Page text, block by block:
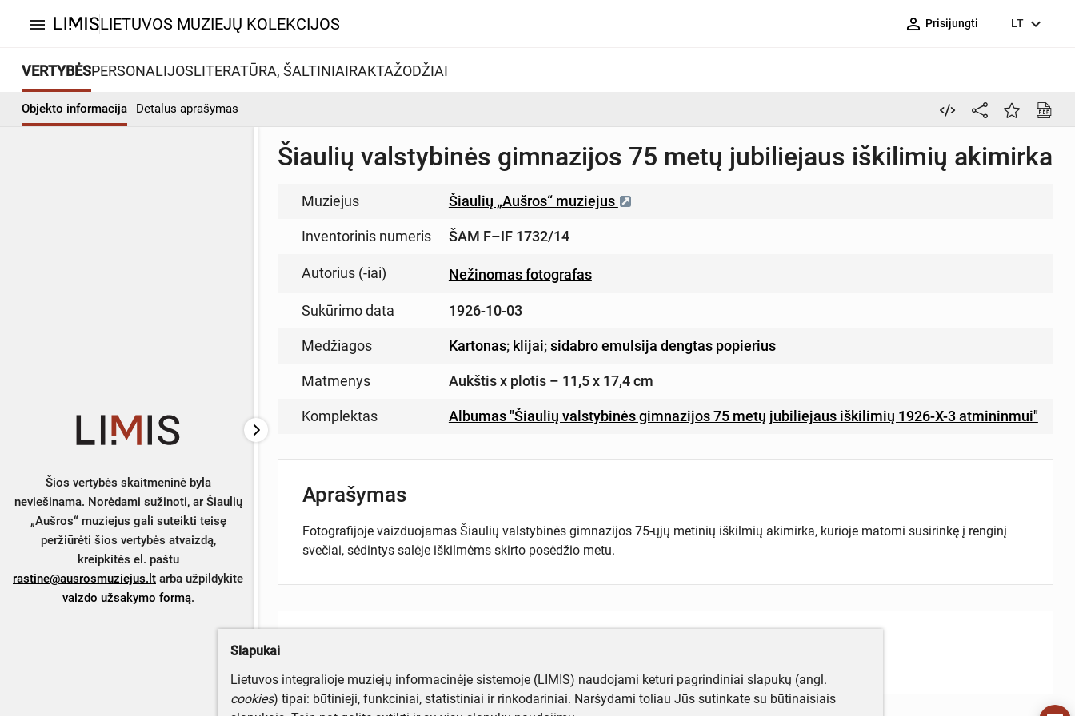
menu LIETUVOS MUZIEJŲ KOLEKCIJOS person_outline Prisijungti LT expand_more
VERTYBĖSPERSONALIJOSLITERATŪRA, ŠALTINIAIRAKTAŽODŽIAI
Objekto informacija Detalus aprašymas
Šios vertybės skaitmeninė byla
neviešinama. Norėdami sužinoti, ar Šiaulių
„Aušros“ muziejus gali suteikti teisę
peržiūrėti šios vertybės atvaizdą,
kreipkitės el. paštu
rastine@ausrosmuziejus.lt arba užpildykite
vaizdo užsakymo formą.
Šiaulių valstybinės gimnazijos 75 metų jubiliejaus iškilimių akimirka
Muziejus Šiaulių „Aušros“ muziejus
Inventorinis numeris ŠAM F–IF 1732/14
Autorius (-iai) Nežinomas fotografas
Sukūrimo data 1926-10-03
Medžiagos Kartonas; klijai;sidabro emulsija dengtas popierius
Matmenys Aukštis x plotis – 11,5 x 17,4 cm
Komplektas Albumas "Šiaulių valstybinės gimnazijos 75 metų jubiliejaus iškilimių 1926-X-3 atmininmui"
Aprašymas
Fotografijoje vaizduojamas Šiaulių valstybinės gimnazijos 75-ųjų metinių iškilmių akimirka, kurioje matomi susirinkę į renginį
svečiai, sėdintys salėje iškilmėms skirto posėdžio metu.
Slapukai
Lietuvos integralioje muziejų informacinėje sistemoje (LIMIS) naudojami keturi pagrindiniai slapukų (angl.
cookies) tipai: būtinieji, funkciniai, statistiniai ir rinkodariniai. Naršydami toliau Jūs sutinkate su būtinaisiais